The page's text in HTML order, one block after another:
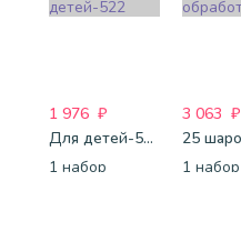
1 976 ₽
Для детей-522
1 набор
3 063 ₽
1 набор